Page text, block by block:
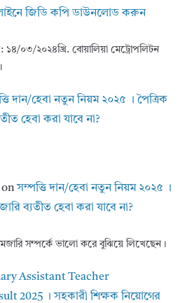
জিডি কপি ডাউনলোড করুন
১৪/০৩/২০২৪খ্রি. বোয়ালিয়া মেট্রোপলিটন
দান/হেবা নতুন নিয়ম ২০২৫ । পৈত্রিক
হেবা করা যাবে না?
onসম্পত্তি দান/হেবা নতুন নিয়ম ২০২৫ ।
ব্যতীত হেবা করা যাবে না?
সম্পর্কে ভালো করে বুঝিয়ে লিখেছেন।
Assistant Teacher
2025 । সহকারী শিক্ষক নিয়োগের